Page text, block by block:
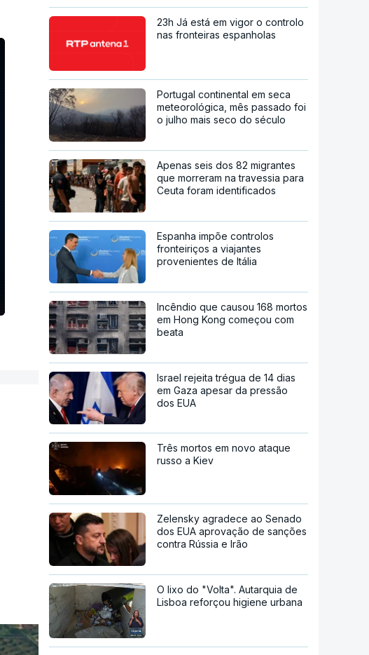
23h Já está em vigor o controlo
nas fronteiras espanholas
Portugal continental em seca
meteorológica, mês passado foi
o julho mais seco do século
Apenas seis dos 82 migrantes
que morreram na travessia para
Ceuta foram identificados
Espanha impõe controlos
fronteiriços a viajantes
provenientes de Itália
Incêndio que causou 168 mortos
em Hong Kong começou com
beata
Israel rejeita trégua de 14 dias
em Gaza apesar da pressão
dos EUA
Três mortos em novo ataque
russo a Kiev
Zelensky agradece ao Senado
dos EUA aprovação de sanções
contra Rússia e Irão
O lixo do "Volta". Autarquia de
Lisboa reforçou higiene urbana